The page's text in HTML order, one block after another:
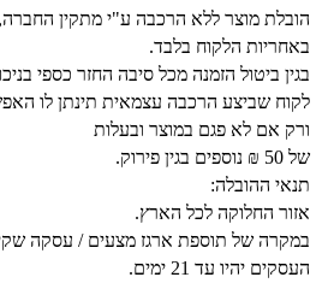
הובלת מוצר ללא הרכבה ע"י מתקין
באחריות הלקוח בלבד.
בגין ביטול הזמנה מכל סיבה החזר כספי
לקוח שביצע הרכבה עצמאית תינתן לו
ורק אם לא פגם במוצר ובעלות
של 50 ₪ נוספים בגין פירוק.
תנאי ההובלה:
אזור החלוקה לכל הארץ.
במקרה של תוספת ארגז מצעים / עסקה
העסקים יהיו עד 21 ימים.